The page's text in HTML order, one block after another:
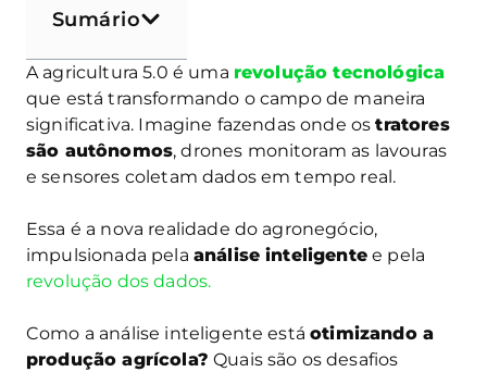
Sumário
A agricultura 5.0 é uma revolução tecnológica
que está transformando o campo de maneira
significativa. Imagine fazendas onde ostratores
são autônomos, drones monitoram as lavouras
e sensores coletam dados em tempo real.
Essa é a nova realidade do agronegócio,
impulsionada pela análise inteligentee pela
revolução dos dados.
Como a análise inteligente estáotimizando a
produção agrícola? Quais são os desafios